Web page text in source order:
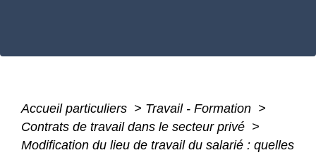
Accueil particuliers > Travail - Formation >
Contrats de travail dans le secteur privé >
Modification du lieu de travail du salarié : quelles